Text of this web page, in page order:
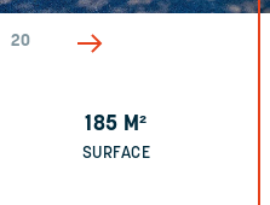
20
185 M²
SURFACE